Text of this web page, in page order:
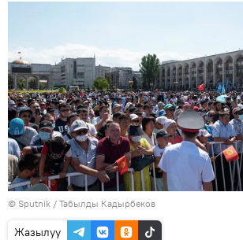
© Sputnik / Табылды Кадырбеков
Жазылуу